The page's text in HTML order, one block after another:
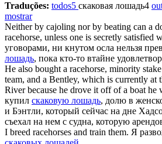
Traduções: todos5 скаковая лошадь4
mostrar
Neither by cajoling nor by beating can a
racehorse, unless one is secretly satisfied
уговорами, ни кнутом осла нельзя
лошадь, пока кто-то втайне
He also bought a racehorse, minority
team, and a Bentley, which is currently at
River because he drove it off of a boat he
купил скаковую лошадь, долю в
и Бэнтли, который сейчас на дне
съехал на нем с судна, которую
I breed racehorses and train them. Я